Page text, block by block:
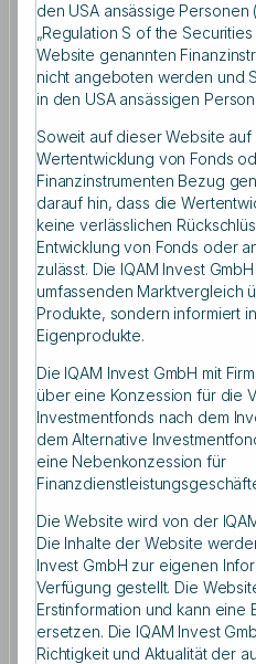
Teilnehmende aus der
Investoren sind gestern der
von IQAM Invest in das Park
Themen Klima, Inflation und
verschiedenen Blickwinkeln
einer spannenden
diskutiert“, so Dr. Thomas
Geschäftsführer von IQAM
Kapitalmärkte müssen
„Europa, einschließlich
kommenden Jahren vor
wie Energiekrise, Inflation,
demografischen
mittelfristigen
entscheidenden Reformen
Wettbewerbsfähigkeit zu
Innovation und
sagt Univ.-Prof. Dr. Monika
EcoAustria – Institut für
Vortrag.
den USA ansässige Personen
„Regulation S of the
Website genannten
nicht angeboten werden und
in den USA ansässigen
Soweit auf dieser Website
Wertentwicklung von Fonds
Finanzinstrumenten Bezug
darauf hin, dass die
keine verlässlichen
Entwicklung von Fonds oder
zulässt. Die IQAM Invest
umfassenden Marktvergleich
Produkte, sondern informiert
Eigenprodukte.
Die IQAM Invest GmbH mit
über eine Konzession für die
Investmentfonds nach dem
dem Alternative
eine Nebenkonzession für
Die Website wird von der
Die Inhalte der Website
Invest GmbH zur eigenen
Verfügung gestellt. Die
Erstinformation und kann eine
ersetzen. Die IQAM Invest
Richtigkeit und Aktualität der